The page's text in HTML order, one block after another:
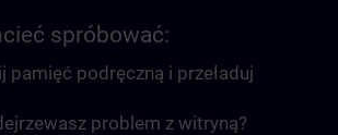
spróbować:
pamięć podręczną i przeładuj
problem z witryną?